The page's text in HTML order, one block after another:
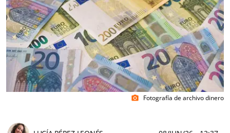
photo_camera Fotografía de archivo dinero